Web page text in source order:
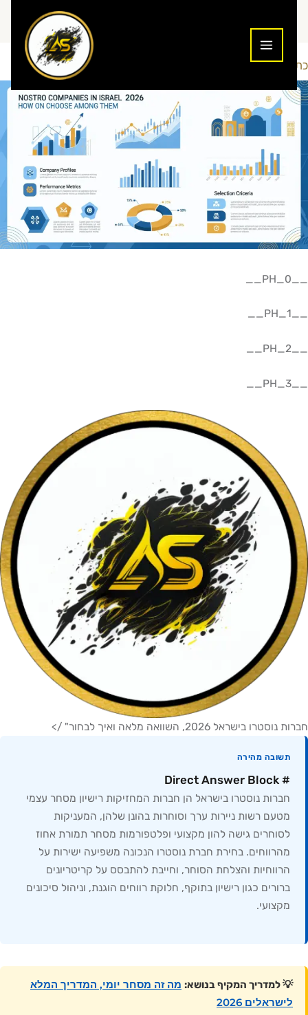
כתיבת תגובה Maor-Seo
__PH_0__
__PH_1__
__PH_2__
__PH_3__
חברות נוסטרו בישראל 2026, השוואה מלאה ואיך לבחור" />
תשובה מהירה
# Direct Answer Block
חברות נוסטרו בישראל הן חברות המחזיקות רישיון מסחר עצמי
מטעם רשות ניירות ערך וסוחרות בהונן שלהן, המעניקות
לסוחרים גישה להון מקצועי ופלטפורמות מסחר תמורת אחוז
מהרווחים. בחירת חברת נוסטרו הנכונה משפיעה ישירות על
הרווחיות והצלחת הסוחר, וחייבת להתבסס על קריטריונים
ברורים כגון רישיון בתוקף, חלוקת רווחים הוגנת, וניהול סיכונים
מקצועי.
💡 למדריך המקיף בנושא: מה זה מסחר יומי, המדריך המלא
לישראלים 2026